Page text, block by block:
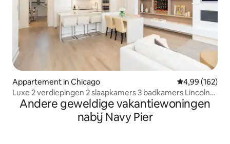
Appartement in Chicago Gemiddelde
4,99 (162)
Luxe 2 verdiepingen 2 slaapkamers 3 badkamers Lincoln
Park Apt
Andere geweldige vakantiewoningen
nabij Navy Pier